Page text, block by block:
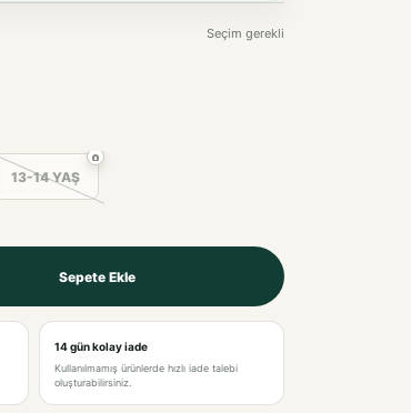
Seçim gerekli
13-14 YAŞ
Sepete Ekle
14 gün kolay iade
Kullanılmamış ürünlerde hızlı iade talebi
oluşturabilirsiniz.